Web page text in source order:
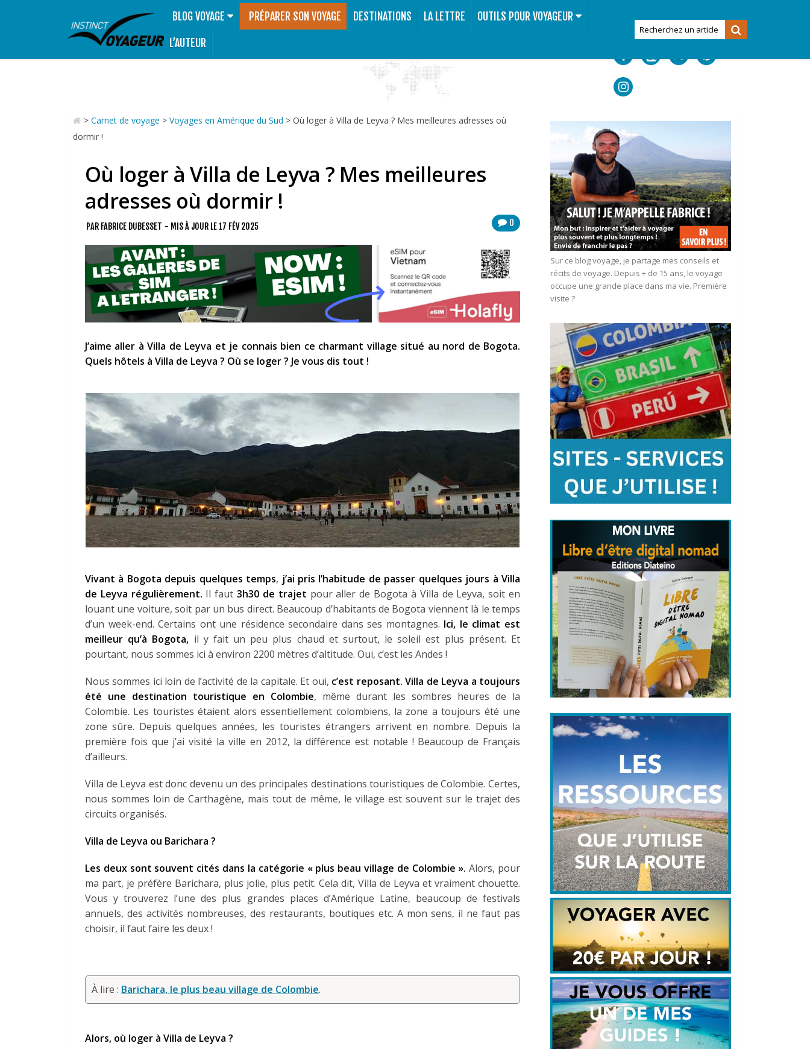
BLOG VOYAGE PRÉPARER SON VOYAGE DESTINATIONS LA LETTRE
OUTILS POUR VOYAGEUR
L’AUTEUR
> Carnet de voyage > Voyages en Amérique du Sud > Où loger à Villa de Leyva ? Mes meilleures adresses où
dormir !
Où loger à Villa de Leyva ? Mes meilleures
adresses où dormir !
0
PAR FABRICE DUBESSET - MIS À JOUR LE17 FÉV 2025
J’aime aller à Villa de Leyva et je connais bien ce charmant village situé au nord de Bogota.
Quels hôtels à Villa de Leyva ? Où se loger ? Je vous dis tout !
Vivant à Bogota depuis quelques temps, j’ai pris l’habitude de passer quelques jours à Villa
de Leyva régulièrement. Il faut3h30 de trajet pour aller de Bogota à Villa de Leyva, soit en
louant une voiture, soit par un bus direct. Beaucoup d’habitants de Bogota viennent là le temps
d’un week-end. Certains ont une résidence secondaire dans ses montagnes. Ici, le climat est
meilleur qu’à Bogota, il y fait un peu plus chaud et surtout, le soleil est plus présent. Et
pourtant, nous sommes ici à environ 2200 mètres d’altitude. Oui, c’est les Andes !
Nous sommes ici loin de l’activité de la capitale. Et oui, c’est reposant. Villa de Leyva a toujours
été une destination touristique en Colombie, même durant les sombres heures de la
Colombie. Les touristes étaient alors essentiellement colombiens, la zone a toujours été une
zone sûre. Depuis quelques années, les touristes étrangers arrivent en nombre. Depuis la
première fois que j’ai visité la ville en 2012, la différence est notable ! Beaucoup de Français
d’ailleurs.
Villa de Leyva est donc devenu un des principales destinations touristiques de Colombie. Certes,
nous sommes loin de Carthagène, mais tout de même, le village est souvent sur le trajet des
circuits organisés.
Villa de Leyva ou Barichara ?
Les deux sont souvent cités dans la catégorie « plus beau village de Colombie ». Alors, pour
ma part, je préfère Barichara, plus jolie, plus petit. Cela dit, Villa de Leyva et vraiment chouette.
Vous y trouverez l’une des plus grandes places d’Amérique Latine, beaucoup de festivals
annuels, des activités nombreuses, des restaurants, boutiques etc. A mon sens, il ne faut pas
choisir, il faut faire les deux !
À lire : Barichara, le plus beau village de Colombie.
Alors, où loger à Villa de Leyva ?
Sur ce blog voyage, je partage mes conseils et
récits de voyage. Depuis + de 15 ans, le voyage
occupe une grande place dans ma vie. Première
visite ?